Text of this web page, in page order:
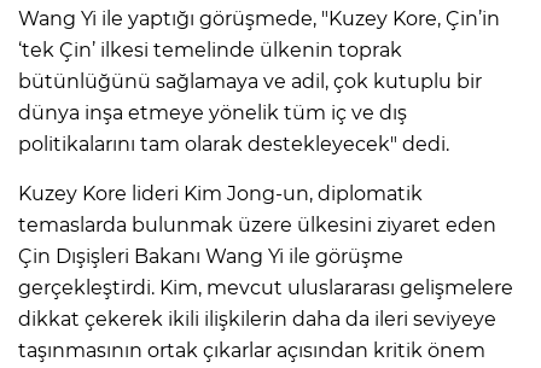
Wang Yi ile yaptığı görüşmede, "Kuzey Kore, Çin’in
‘tek Çin’ ilkesi temelinde ülkenin toprak
bütünlüğünü sağlamaya ve adil, çok kutuplu bir
dünya inşa etmeye yönelik tüm iç ve dış
politikalarını tam olarak destekleyecek" dedi.
Kuzey Kore lideri Kim Jong-un, diplomatik
temaslarda bulunmak üzere ülkesini ziyaret eden
Çin Dışişleri Bakanı Wang Yi ile görüşme
gerçekleştirdi. Kim, mevcut uluslararası gelişmelere
dikkat çekerek ikili ilişkilerin daha da ileri seviyeye
taşınmasının ortak çıkarlar açısından kritik önem